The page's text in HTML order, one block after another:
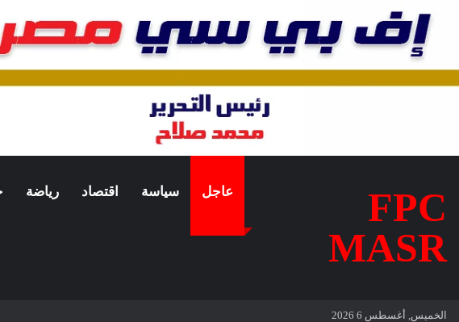
FPC
MASR
عاجل سياسة اقتصاد رياضة
الخميس, أغسطس 6 2026